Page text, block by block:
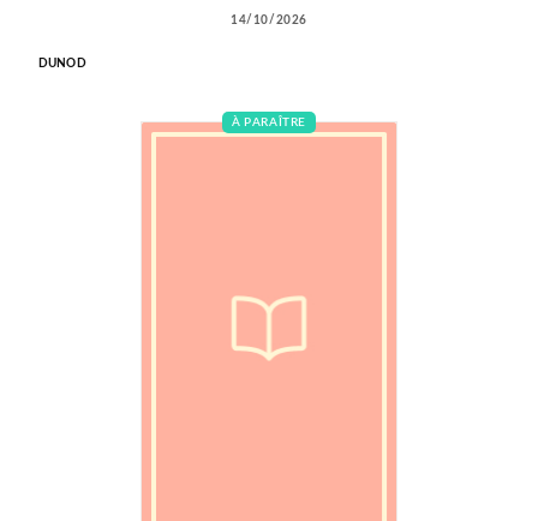
14/10/2026
DUNOD
À PARAÎTRE